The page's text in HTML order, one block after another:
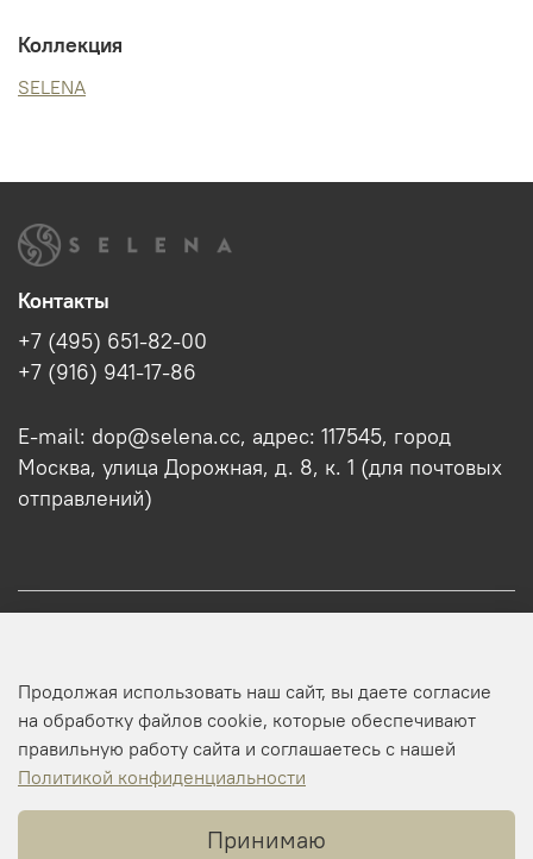
Коллекция
SELENA
Оптовикам
Профиль
Контакты
+7 (495) 651-82-00
+7 (916) 941-17-86
E-mail: dop@selena.cc, адрес: 117545, город
Москва, улица Дорожная, д. 8, к. 1 (для почтовых
отправлений)
Продолжая использовать наш сайт, вы даете согласие
на обработку файлов cookie, которые обеспечивают
правильную работу сайта и соглашаетесь с нашей
Политикой конфиденциальности
Принимаю